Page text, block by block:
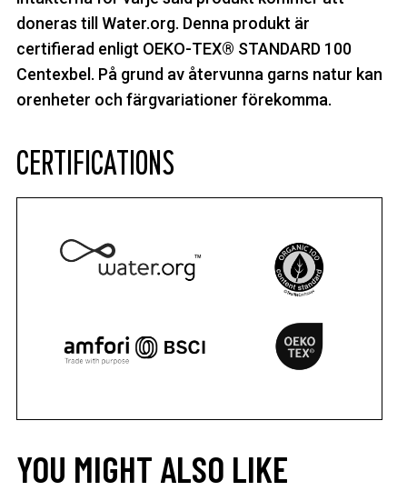
doneras till Water.org. Denna produkt är
certifierad enligt OEKO-TEX® STANDARD 100
Centexbel. På grund av återvunna garns natur kan
orenheter och färgvariationer förekomma.
CERTIFICATIONS
YOU MIGHT ALSO LIKE